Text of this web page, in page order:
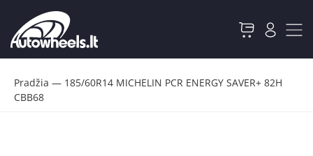
Pradžia — 185/60R14 MICHELIN PCR ENERGY SAVER+ 82H
CBB68